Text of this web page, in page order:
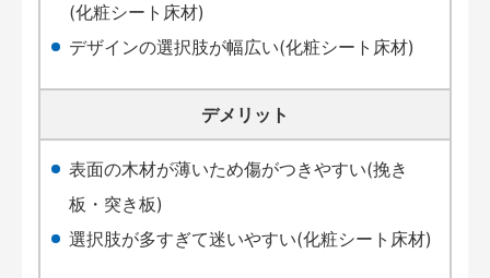
(化粧シート床材)
デザインの選択肢が幅広い(化粧シート床材)
デメリット
表面の木材が薄いため傷がつきやすい(挽き
板・突き板)
選択肢が多すぎて迷いやすい(化粧シート床材)